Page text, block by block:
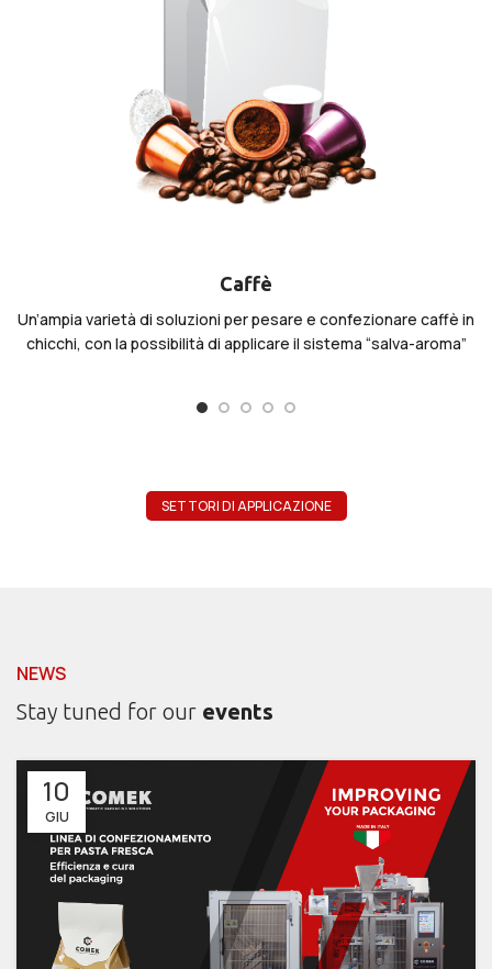
Caffè
Un’ampia varietà di soluzioni per pesare e confezionare caffè in
chicchi, con la possibilità di applicare il sistema “salva-aroma”
SETTORI DI APPLICAZIONE
NEWS
Stay tuned for our events
10
GIU